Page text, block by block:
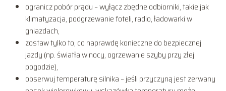
ogranicz pobór prądu – wyłącz zbędne odbiorniki, takie jak
klimatyzacja, podgrzewanie foteli, radio, ładowarki w
gniazdach,
zostaw tylko to, co naprawdę konieczne do bezpiecznej
jazdy (np. światła w nocy, ogrzewanie szyby przy złej
pogodzie),
obserwuj temperaturę silnika – jeśli przyczyną jest zerwany